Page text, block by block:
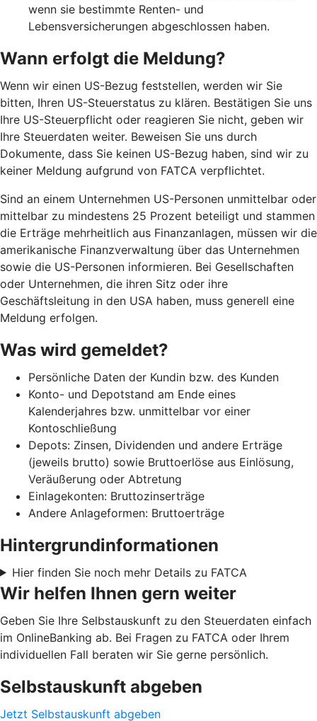
wenn sie bestimmte Renten- und
Lebensversicherungen abgeschlossen haben.
Wann erfolgt die Meldung?
Wenn wir einen US-Bezug feststellen, werden wir Sie
bitten, Ihren US-Steuerstatus zu klären. Bestätigen Sie uns
Ihre US-Steuerpflicht oder reagieren Sie nicht, geben wir
Ihre Steuerdaten weiter. Beweisen Sie uns durch
Dokumente, dass Sie keinen US-Bezug haben, sind wir zu
keiner Meldung aufgrund von FATCA verpflichtet.
Sind an einem Unternehmen US-Personen unmittelbar oder
mittelbar zu mindestens 25 Prozent beteiligt und stammen
die Erträge mehrheitlich aus Finanzanlagen, müssen wir die
amerikanische Finanzverwaltung über das Unternehmen
sowie die US-Personen informieren. Bei Gesellschaften
oder Unternehmen, die ihren Sitz oder ihre
Geschäftsleitung in den USA haben, muss generell eine
Meldung erfolgen.
Was wird gemeldet?
Persönliche Daten der Kundin bzw. des Kunden
Konto- und Depotstand am Ende eines
Kalenderjahres bzw. unmittelbar vor einer
Kontoschließung
Depots: Zinsen, Dividenden und andere Erträge
(jeweils brutto) sowie Bruttoerlöse aus Einlösung,
Veräußerung oder Abtretung
Einlagekonten: Bruttozinserträge
Andere Anlageformen: Bruttoerträge
Hintergrundinformationen
Hier finden Sie noch mehr Details zu FATCA
Wir helfen Ihnen gern weiter
Geben Sie Ihre Selbstauskunft zu den Steuerdaten einfach
im OnlineBanking ab. Bei Fragen zu FATCA oder Ihrem
individuellen Fall beraten wir Sie gerne persönlich.
Selbstauskunft abgeben
Jetzt Selbstauskunft abgeben